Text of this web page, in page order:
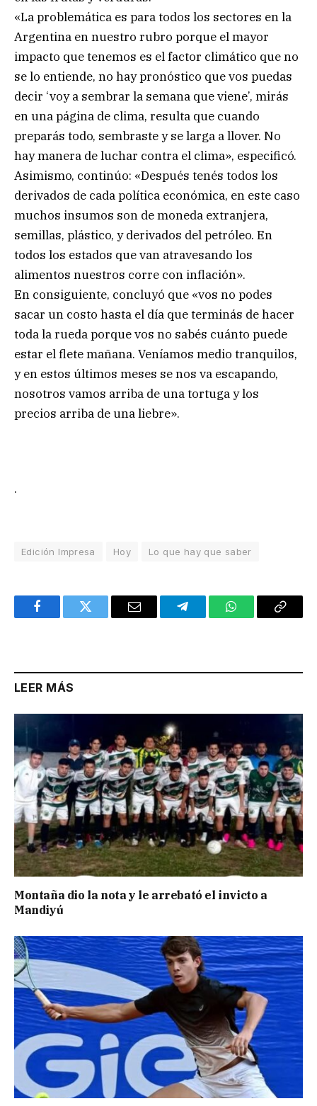
«La problemática es para todos los sectores en la
Argentina en nuestro rubro porque el mayor
impacto que tenemos es el factor climático que no
se lo entiende, no hay pronóstico que vos puedas
decir ‘voy a sembrar la semana que viene’, mirás
en una página de clima, resulta que cuando
preparás todo, sembraste y se larga a llover. No
hay manera de luchar contra el clima», especificó.
Asimismo, continúo: «Después tenés todos los
derivados de cada política económica, en este caso
muchos insumos son de moneda extranjera,
semillas, plástico, y derivados del petróleo. En
todos los estados que van atravesando los
alimentos nuestros corre con inflación».
En consiguiente, concluyó que «vos no podes
sacar un costo hasta el día que terminás de hacer
toda la rueda porque vos no sabés cuánto puede
estar el flete mañana. Veníamos medio tranquilos,
y en estos últimos meses se nos va escapando,
nosotros vamos arriba de una tortuga y los
precios arriba de una liebre».
.
Edición Impresa Hoy Lo que hay que saber
FacebookTwitter Email TelegramWhatsAppCopy
LEER MÁS
Montaña dio la nota y le arrebató el invicto a
Mandiyú